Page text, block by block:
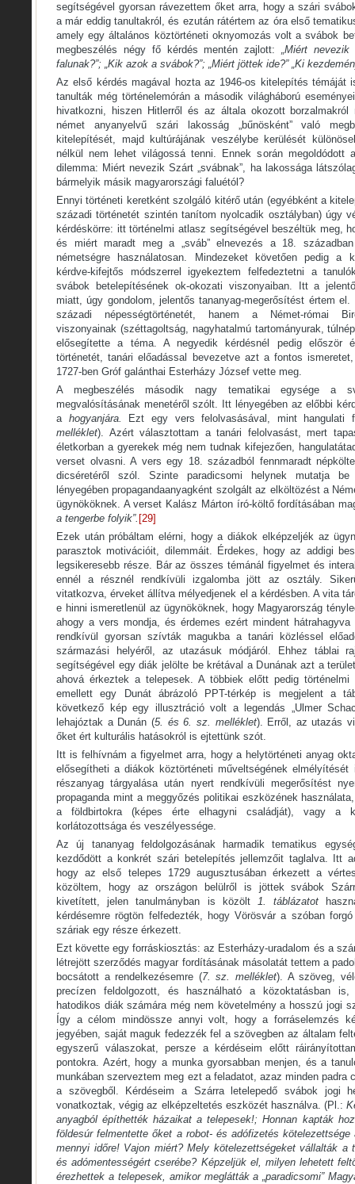
segítségével gyorsan rávezettem őket arra, hogy a szári
a már eddig tanultakról, és ezután rátértem az óra első
amely egy általános köztörténeti oknyomozás volt a svábok
megbeszélés négy fő kérdés mentén zajlott: „Miért
falunak?”; „Kik azok a svábok?”; „Miért jöttek ide?” „Ki
Az első kérdés magával hozta az 1946-os kitelepítés témáját
tanulták még történelemórán a második világháború
hivatkozni, hiszen Hitlerről és az általa okozott
német anyanyelvű szári lakosság „bűnösként” való
kitelepítését, majd kultúrájának veszélybe kerülését
nélkül nem lehet világossá tenni. Ennek során megoldódott
dilemma: Miért nevezik Szárt „svábnak”, ha lakossága
bármelyik másik magyarországi faluétól?
Ennyi történeti keretként szolgáló kitérő után (egyébként a
századi történetét szintén tanítom nyolcadik osztályban) úgy
kérdéskörre: itt történelmi atlasz segítségével beszéltük meg,
és miért maradt meg a „sváb” elnevezés a 18. században
németségre használatosan. Mindezeket követően pedig a
kérdve-kifejtős módszerrel igyekeztem felfedeztetni a
svábok betelepítésének ok-okozati viszonyaiban. Itt a
miatt, úgy gondolom, jelentős tananyag-megerősítést értem
századi népességtörténetét, hanem a Német-római
viszonyainak (széttagoltság, nagyhatalmú tartományurak,
elősegítette a téma. A negyedik kérdésnél pedig először
történetét, tanári előadással bevezetve azt a fontos
1727-ben Gróf galánthai Esterházy József vette meg.
A megbeszélés második nagy tematikai egysége a
megvalósításának menetéről szólt. Itt lényegében az előbbi
a hogyanjára.
Ezt egy vers felolvasásával, mint hangulati
melléklet). Azért választottam a tanári felolvasást, mert
életkorban a gyerekek még nem tudnak kifejezően,
verset olvasni. A vers egy 18. századból fennmaradt
dicséretéről szól. Szinte paradicsomi helynek mutatja be
lényegében propagandaanyagként szolgált az elköltözést a
ügynököknek. A verset Kalász Márton író-költő fordításában
a tengerbe folyik”. [29]
Ezek után próbáltam elérni, hogy a diákok elképzeljék az
parasztok motivációit, dilemmáit. Érdekes, hogy az addigi
legsikeresebb része. Bár az összes témánál figyelmet és
ennél a résznél rendkívüli izgalomba jött az osztály.
vitatkozva, érveket állítva mélyedjenek el a kérdésben. A vita
e hinni ismeretlenül az ügynököknek, hogy Magyarország
ahogy a vers mondja, és érdemes ezért mindent
rendkívül gyorsan szívták magukba a tanári közléssel
származási helyéről, az utazásuk módjáról. Ehhez táblai
segítségével egy diák jelölte be krétával a Dunának azt a
ahová érkeztek a telepesek. A többiek előtt pedig
emellett egy Dunát ábrázoló PPT-térkép is megjelent a
következő kép egy illusztráció volt a legendás „Ulmer
lehajóztak a Dunán (5. és 6. sz. melléklet). Erről, az utazás
őket ért kulturális hatásokról is ejtettünk szót.
Itt is felhívnám a figyelmet arra, hogy a helytörténeti anyag
elősegítheti a diákok köztörténeti műveltségének
részanyag tárgyalása után nyert rendkívüli megerősítést
propaganda mint a meggyőzés politikai eszközének
a földbirtokra (képes érte elhagyni családját), vagy a
korlátozottsága és veszélyessége.
Az új tananyag feldolgozásának harmadik tematikus
kezdődött a konkrét szári betelepítés jellemzőit taglalva. Itt
hogy az első telepes 1729 augusztusában érkezett a
közöltem, hogy az országon belülről is jöttek svábok
kivetített, jelen tanulmányban is közölt 1. táblázatot
kérdésemre rögtön felfedezték, hogy Vörösvár a szóban
száriak egy része érkezett.
Ezt követte egy forráskiosztás: az Esterházy-uradalom és a
létrejött szerződés magyar fordításának másolatát tettem a
bocsátott a rendelkezésemre (7. sz. melléklet). A szöveg,
precízen feldolgozott, és használható a közoktatásban
hatodikos diák számára még nem követelmény a hosszú jogi
Így a célom mindössze annyi volt, hogy a forráselemzés
jegyében, saját maguk fedezzék fel a szövegben az általam
egyszerű válaszokat, persze a kérdéseim előtt
pontokra. Azért, hogy a munka gyorsabban menjen, és a
munkában szerveztem meg ezt a feladatot, azaz minden padra
a szövegből. Kérdéseim a Szárra letelepedő svábok jogi
vonatkoztak, végig az elképzeltetés eszközét használva. (Pl.:
anyagból építhették házaikat a telepesek!; Honnan kapták
földesúr felmentette őket a robot- és adófizetés
mennyi időre! Vajon miért? Mely kötelezettségeket vállalták a
és adómentességért cserébe? Képzeljük el, milyen lehetett
érezhettek a telepesek, amikor meglátták a „paradicsomi”